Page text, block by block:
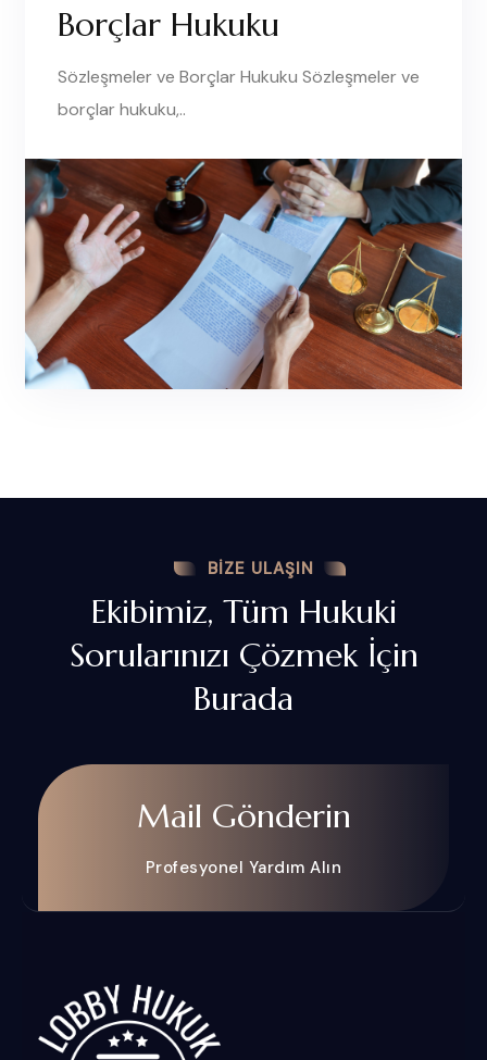
Borçlar Hukuku
Sözleşmeler ve Borçlar Hukuku Sözleşmeler ve
borçlar hukuku,..
BIZE ULAŞIN
Ekibimiz, Tüm Hukuki
Sorularınızı Çözmek İçin
Burada
Mail Gönderin
Profesyonel Yardım Alın